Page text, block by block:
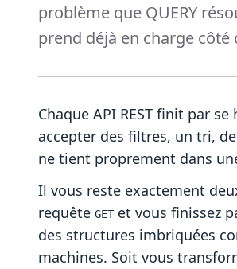
problème que QUERY
prend déjà en charge côté
Chaque API REST finit par
accepter des filtres, un tri,
ne tient proprement dans
Il vous reste exactement
requête GETet vous finissez
des structures imbriquées
machines. Soit vous